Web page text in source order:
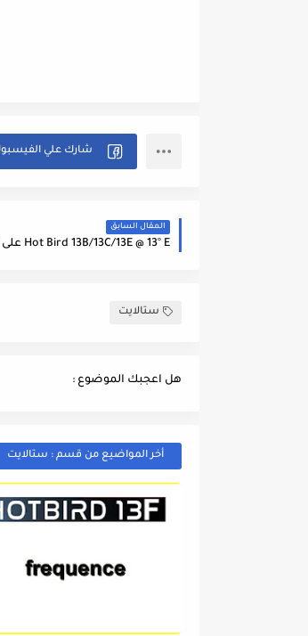
المقال السابق
ستالايت
هل اعجبك الموضوع :
أخر المواضيع من قسم : ستالايت